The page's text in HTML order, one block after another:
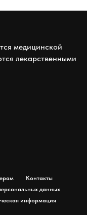
медицинской
лекарственными
Контакты
данных
информация